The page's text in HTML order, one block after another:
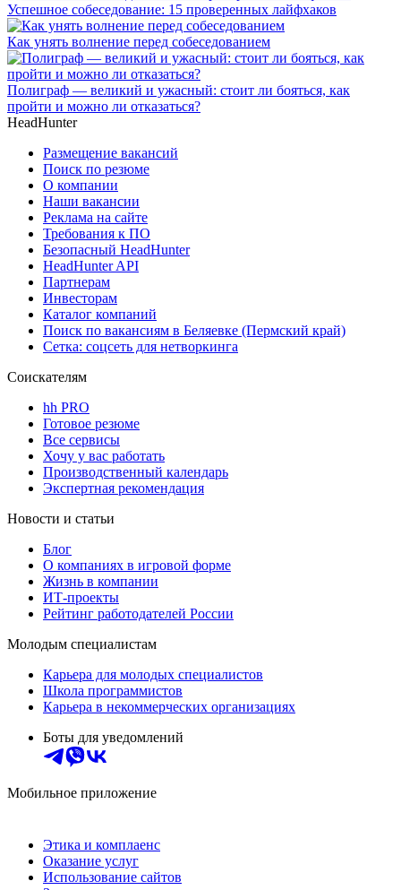
Успешное собеседование: 15 проверенных лайфхаков
Как унять волнение перед собеседованием
Полиграф — великий и ужасный: стоит ли бояться, как
пройти и можно ли отказаться?
HeadHunter
Размещение вакансий
Поиск по резюме
О компании
Наши вакансии
Реклама на сайте
Требования к ПО
Безопасный HeadHunter
HeadHunter API
Партнерам
Инвесторам
Каталог компаний
Поиск по вакансиям в Беляевке (Пермский край)
Сетка: соцсеть для нетворкинга
Соискателям
hh PRO
Готовое резюме
Все сервисы
Хочу у вас работать
Производственный календарь
Экспертная рекомендация
Новости и статьи
Блог
О компаниях в игровой форме
Жизнь в компании
ИТ-проекты
Рейтинг работодателей России
Молодым специалистам
Карьера для молодых специалистов
Школа программистов
Карьера в некоммерческих организациях
Боты для уведомлений
Мобильное приложение
Этика и комплаенс
Оказание услуг
Использование сайтов